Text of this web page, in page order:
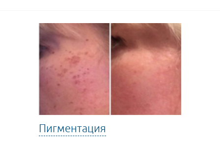
Пигментация